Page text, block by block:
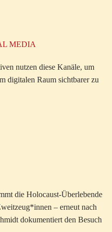
MEDIA
nutzen diese Kanäle, um
digitalen Raum sichtbarer zu
die Holocaust-Überlebende
– erneut nach
dokumentiert den Besuch